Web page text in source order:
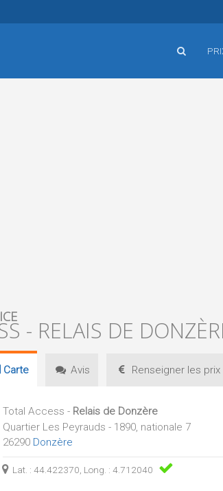
- RELAIS DE
Carte Avis Renseigner les prix
Total Access - Relais de Donzère
Quartier Les Peyrauds - 1890, nationale 7
26290 Donzère
Lat. : 44.422370, Long. : 4.712040